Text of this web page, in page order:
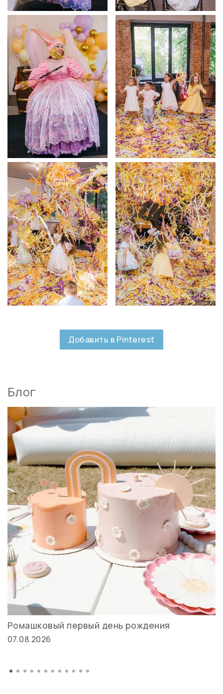
Добавить в Pinterest
Блог
Ромашковый первый день рождения
07.08.2026